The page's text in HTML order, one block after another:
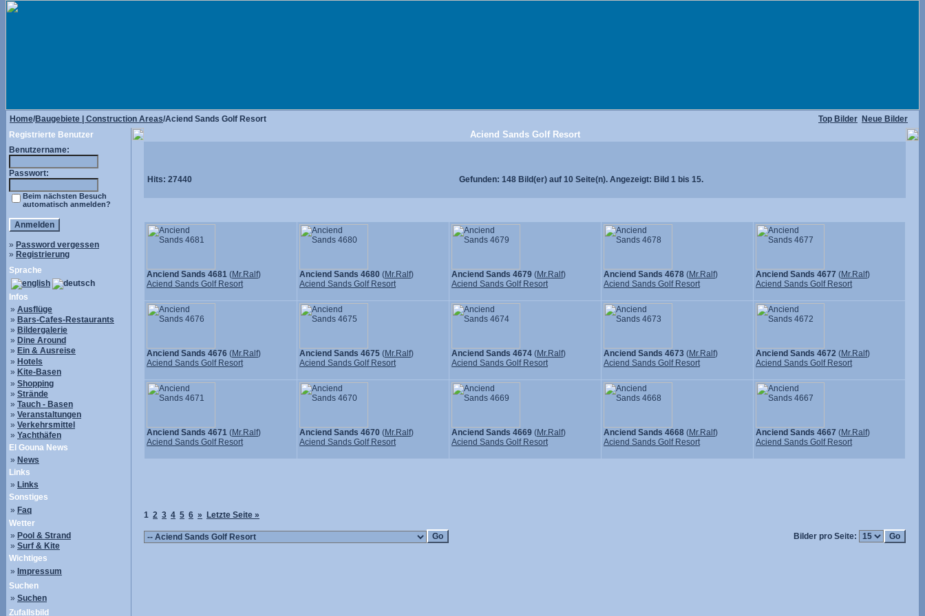
Home/Baugebiete | Construction Areas/Aciend Sands Golf Resort Top Bilder Neue Bilder
Registrierte Benutzer
Benutzername:
Passwort:
Beim nächsten Besuch
automatisch anmelden?
» Password vergessen
» Registrierung
Sprache
Infos
» Ausflüge
» Bars-Cafes-Restaurants
» Bildergalerie
» Dine Around
» Ein & Ausreise
» Hotels
» Kite-Basen
» Shopping
» Strände
» Tauch - Basen
» Veranstaltungen
» Verkehrsmittel
» Yachthäfen
El Gouna News
» News
Links
» Links
Sonstiges
» Faq
Wetter
» Pool & Strand
» Surf & Kite
Wichtiges
» Impressum
Suchen
» Suchen
Zufallsbild
Aciend Sands Golf Resort
Hits: 27440 Gefunden: 148 Bild(er) auf 10 Seite(n). Angezeigt: Bild 1 bis 15.
Anciend Sands 4681 (Mr.Ralf)
Aciend Sands Golf Resort
Anciend Sands 4680 (Mr.Ralf)
Aciend Sands Golf Resort
Anciend Sands 4679 (Mr.Ralf)
Aciend Sands Golf Resort
Anciend Sands 4678 (Mr.Ralf)
Aciend Sands Golf Resort
Anciend Sands 4677 (Mr.Ralf)
Aciend Sands Golf Resort
Anciend Sands 4676 (Mr.Ralf)
Aciend Sands Golf Resort
Anciend Sands 4675 (Mr.Ralf)
Aciend Sands Golf Resort
Anciend Sands 4674 (Mr.Ralf)
Aciend Sands Golf Resort
Anciend Sands 4673 (Mr.Ralf)
Aciend Sands Golf Resort
Anciend Sands 4672 (Mr.Ralf)
Aciend Sands Golf Resort
Anciend Sands 4671 (Mr.Ralf)
Aciend Sands Golf Resort
Anciend Sands 4670 (Mr.Ralf)
Aciend Sands Golf Resort
Anciend Sands 4669 (Mr.Ralf)
Aciend Sands Golf Resort
Anciend Sands 4668 (Mr.Ralf)
Aciend Sands Golf Resort
Anciend Sands 4667 (Mr.Ralf)
Aciend Sands Golf Resort
1 2 3 4 5 6 » Letzte Seite »
Bilder pro Seite: